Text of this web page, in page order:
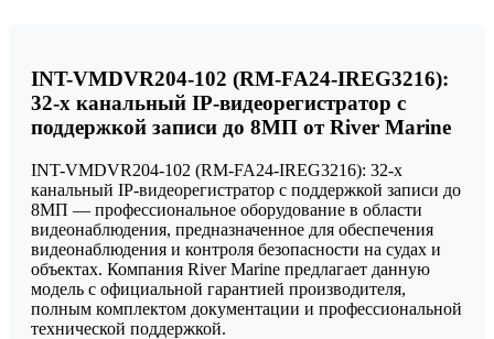
INT-VMDVR204-102 (RM-FA24-IREG3216):
32-х канальный IP-видеорегистратор с
поддержкой записи до 8МП от River Marine
INT-VMDVR204-102 (RM-FA24-IREG3216): 32-х
канальный IP-видеорегистратор с поддержкой записи до
8МП — профессиональное оборудование в области
видеонаблюдения, предназначенное для обеспечения
видеонаблюдения и контроля безопасности на судах и
объектах. Компания River Marine предлагает данную
модель с официальной гарантией производителя,
полным комплектом документации и профессиональной
технической поддержкой.